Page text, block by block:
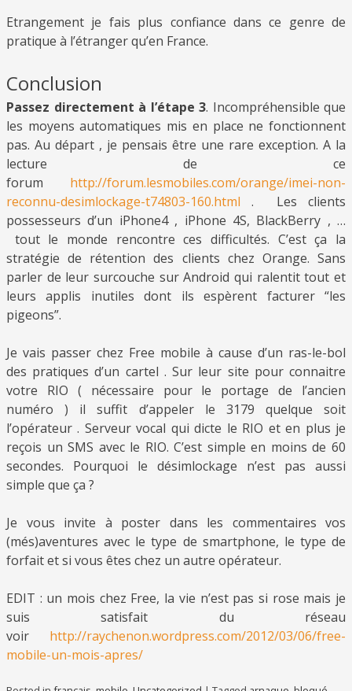
Etrangement je fais plus confiance dans ce genre de
pratique à l’étranger qu’en France.
Conclusion
Passez directement à l’étape 3. Incompréhensible que
les moyens automatiques mis en place ne fonctionnent
pas. Au départ , je pensais être une rare exception. A la
lecture de ce
forum http://forum.lesmobiles.com/orange/imei-non-
reconnu-desimlockage-t74803-160.html . Les clients
possesseurs d’un iPhone4 , iPhone 4S, BlackBerry , …
tout le monde rencontre ces difficultés. C’est ça la
stratégie de rétention des clients chez Orange. Sans
parler de leur surcouche sur Android qui ralentit tout et
leurs applis inutiles dont ils espèrent facturer “les
pigeons”.
Je vais passer chez Free mobile à cause d’un ras-le-bol
des pratiques d’un cartel . Sur leur site pour connaitre
votre RIO ( nécessaire pour le portage de l’ancien
numéro ) il suffit d’appeler le 3179 quelque soit
l’opérateur . Serveur vocal qui dicte le RIO et en plus je
reçois un SMS avec le RIO. C’est simple en moins de 60
secondes. Pourquoi le désimlockage n’est pas aussi
simple que ça ?
Je vous invite à poster dans les commentaires vos
(més)aventures avec le type de smartphone, le type de
forfait et si vous êtes chez un autre opérateur.
EDIT : un mois chez Free, la vie n’est pas si rose mais je
suis satisfait du réseau
voir http://raychenon.wordpress.com/2012/03/06/free-
mobile-un-mois-apres/